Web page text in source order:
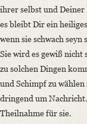
ihrer selbst und Deiner
es bleibt Dir ein
wenn sie schwach
Sie wird es gewiß nicht
zu solchen Dingen
und Schimpf zu
dringend um
Theilnahme für sie.